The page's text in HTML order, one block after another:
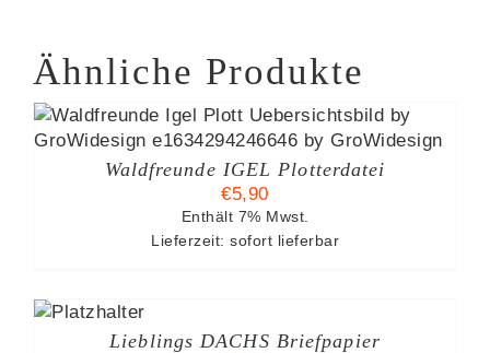
Ähnliche Produkte
Waldfreunde IGEL Plotterdatei
€5,90
Enthält 7% Mwst.
Lieferzeit: sofort lieferbar
Lieblings DACHS Briefpapier